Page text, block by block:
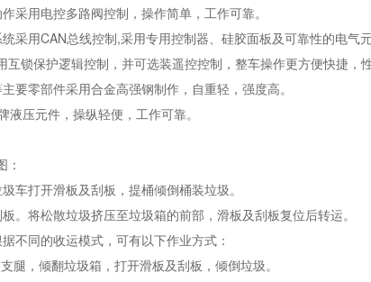
采用电控多路阀控制，操作简单，工作可靠。
采用CAN总线控制,采用专用控制器、硅胶面板及可靠性的电气
互锁保护逻辑控制，并可选装遥控控制，整车操作更方便快捷，性
要零部件采用合金高强钢制作，自重轻，强度高。
液压元件，操纵轻便，工作可靠。
：
车打开滑板及刮板，提桶倾倒桶装垃圾。
。将松散垃圾挤压至垃圾箱的前部，滑板及刮板复位后转运。
不同的收运模式，可有以下作业方式：
腿，倾翻垃圾箱，打开滑板及刮板，倾倒垃圾。